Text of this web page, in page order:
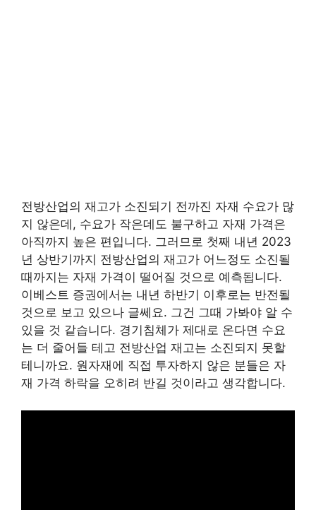
전방산업의 재고가 소진되기 전까진 자재 수요가 많
지 않은데, 수요가 작은데도 불구하고 자재 가격은
아직까지 높은 편입니다. 그러므로 첫째 내년 2023
년 상반기까지 전방산업의 재고가 어느정도 소진될
때까지는 자재 가격이 떨어질 것으로 예측됩니다.
이베스트 증권에서는 내년 하반기 이후로는 반전될
것으로 보고 있으나 글쎄요. 그건 그때 가봐야 알 수
있을 것 같습니다. 경기침체가 제대로 온다면 수요
는 더 줄어들 테고 전방산업 재고는 소진되지 못할
테니까요. 원자재에 직접 투자하지 않은 분들은 자
재 가격 하락을 오히려 반길 것이라고 생각합니다.